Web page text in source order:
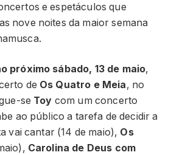
e espetáculos que
nove noites da maior semana
próximo sábado, 13 de maio,
de Os Quatro e Meia, no
se Toy com um concerto
ao público a tarefa de decidir a
vai cantar (14 de maio), Os
Carolina de Deus com